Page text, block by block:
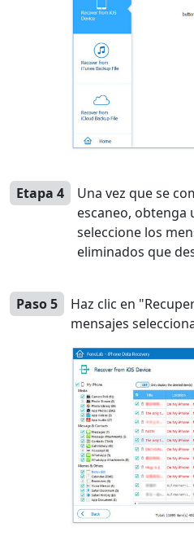
Etapa 4
Una vez que se
escaneo, obtenga
seleccione los
eliminados que
Paso 5
Haz clic en
mensajes